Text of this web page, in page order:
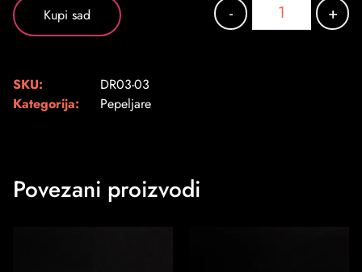
- +
Kupi sad
SKU:
DR03-03
Kategorija:
Pepeljare
Povezani proizvodi